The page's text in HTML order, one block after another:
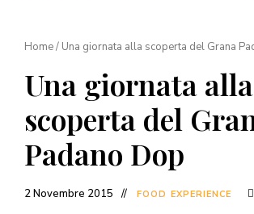
Home/ Una giornata alla scoperta del Grana
Una giornata alla
scoperta del
Padano Dop
2 Novembre 2015 FOOD EXPERIENCE